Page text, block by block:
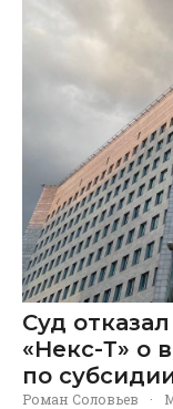
Суд
«Некс-Т» о
по
Роман Соловьев ·